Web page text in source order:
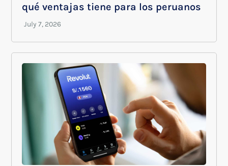
qué ventajas tiene para los peruanos